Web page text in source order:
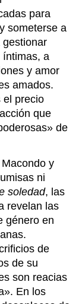
para
someterse a
gestionar
íntimas, a
y amor
amados.
el precio
que
de
y
ni
soledad, las
revelan las
género en
de
de su
son reacias
En los